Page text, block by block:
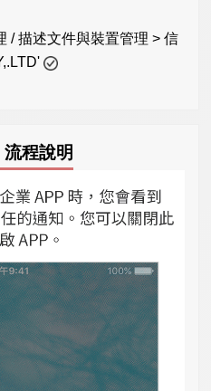
/ 描述文件與裝置管理 > 信
程說明